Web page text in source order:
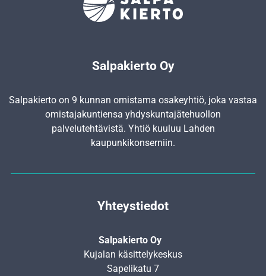
Salpakierto Oy
Salpakierto on 9 kunnan omistama osakeyhtiö, joka vastaa
omistajakuntiensa yhdyskunta­jätehuollon
palvelutehtävistä. Yhtiö kuuluu Lahden
kaupunkikonserniin.
Yhteystiedot
Salpakierto Oy
Kujalan käsittelykeskus
Sapelikatu 7